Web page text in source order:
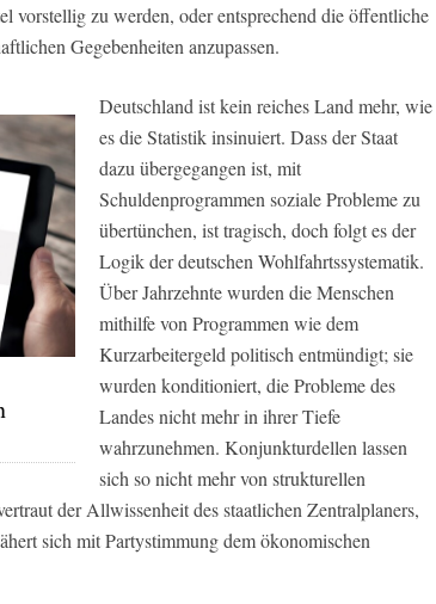
vorstellig zu werden, oder entsprechend die öffentliche
Gegebenheiten anzupassen.
Deutschland ist kein reiches Land mehr, wie
es die Statistik insinuiert. Dass der Staat
dazu übergegangen ist, mit
Schuldenprogrammen soziale Probleme zu
übertünchen, ist tragisch, doch folgt es der
Logik der deutschen Wohlfahrtssystematik.
Über Jahrzehnte wurden die Menschen
mithilfe von Programmen wie dem
Kurzarbeitergeld politisch entmündigt; sie
wurden konditioniert, die Probleme des
Landes nicht mehr in ihrer Tiefe
wahrzunehmen. Konjunkturdellen lassen
sich so nicht mehr von strukturellen
der Allwissenheit des staatlichen Zentralplaners,
sich mit Partystimmung dem ökonomischen